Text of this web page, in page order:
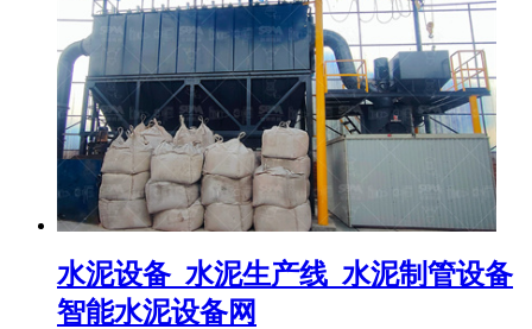
水泥设备_水泥生产线_水泥制管设备
智能水泥设备网